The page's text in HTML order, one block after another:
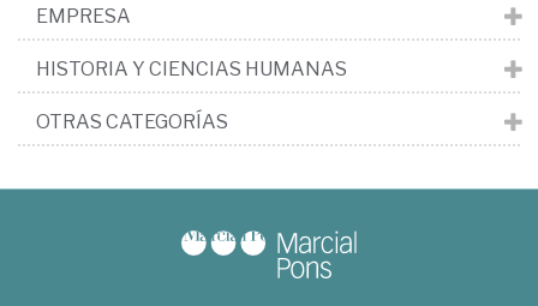
EMPRESA
HISTORIA Y CIENCIAS HUMANAS
OTRAS CATEGORÍAS